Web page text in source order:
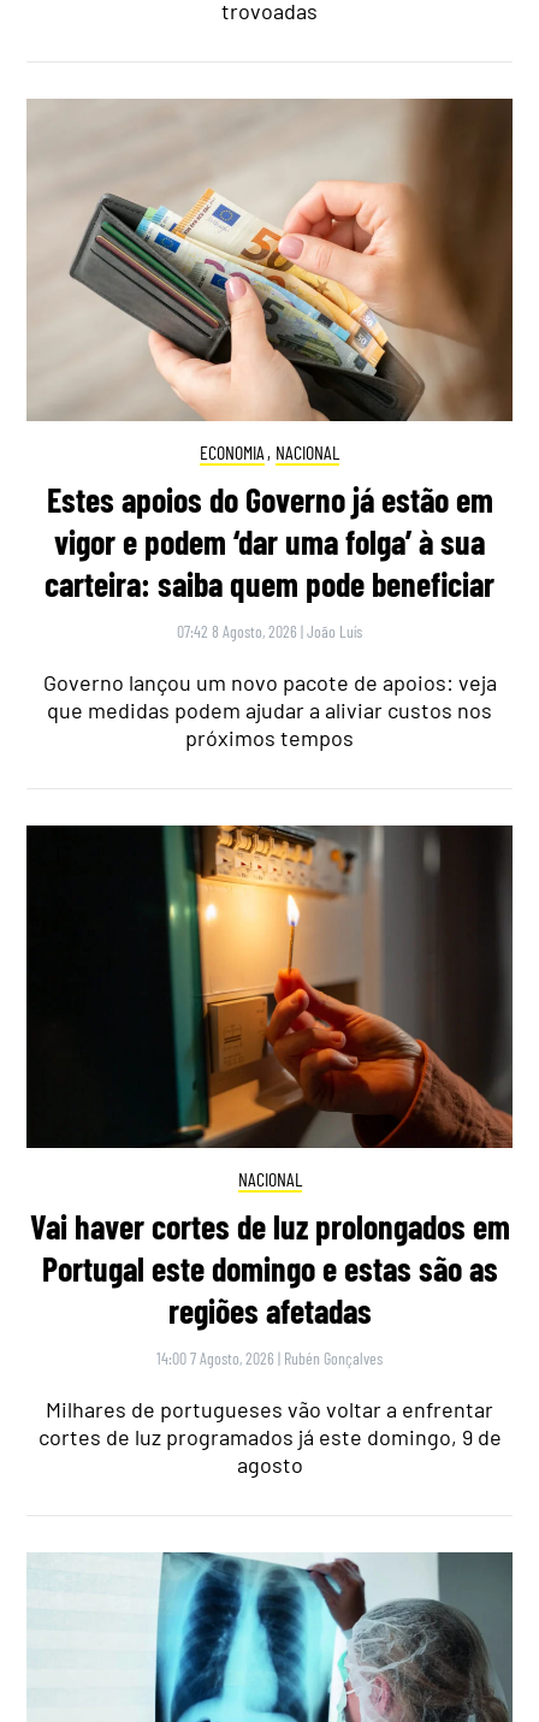
trovoadas
ECONOMIA , NACIONAL
Estes apoios do Governo já estão em
vigor e podem ‘dar uma folga’ à sua
carteira: saiba quem pode beneficiar
07:42 8 Agosto, 2026 |João Luís
Governo lançou um novo pacote de apoios: veja
que medidas podem ajudar a aliviar custos nos
próximos tempos
NACIONAL
Vai haver cortes de luz prolongados em
Portugal este domingo e estas são as
regiões afetadas
14:00 7 Agosto, 2026 | Rubén Gonçalves
Milhares de portugueses vão voltar a enfrentar
cortes de luz programados já este domingo, 9 de
agosto